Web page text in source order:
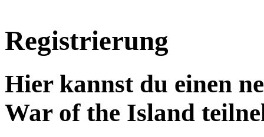
Registrierung
Hier kannst du einen
War of the Island